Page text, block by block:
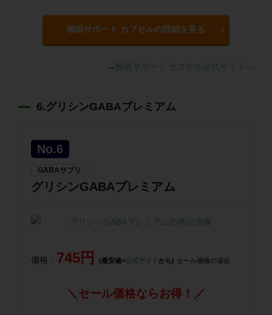
睡眠サポート カプセルの詳細を見る
→ 睡眠サポート カプセル公式サイトへ
6.グリシンGABAプレミアム
No.6
GABAサプリ
グリシンGABAプレミアム
価格： 745円 (最安値=公式サイト から) セール価格の場合
＼セール価格ならお得！／